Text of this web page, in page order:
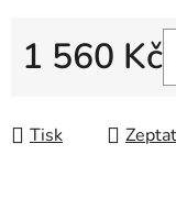
1 560 Kč
Tisk